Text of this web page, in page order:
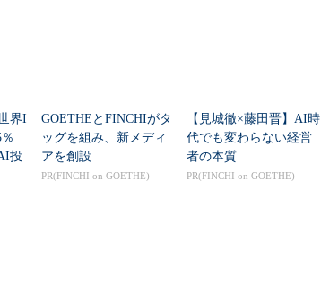
界I
投
GOETHEとFINCHIがタ
ッグを組み、新メディ
アを創設
PR(FINCHI on GOETHE)
【見城徹×藤田晋】AI時
代でも変わらない経営
者の本質
PR(FINCHI on GOETHE)